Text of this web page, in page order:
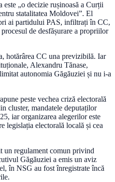
„o decizie rușinoasă a Curții
statalitatea Moldovei”. El
ai partidului PAS, infiltrați în CC,
de desfășurare a propriilor
hotărârea CC una previzibilă. Iar
Alexandru Tănase,
autonomia Găgăuziei și nu i-a
peste vechea criză electorală
cluster, mandatele deputaților
iar organizarea alegerilor este
legislația electorală locală și cea
un regulament comun privind
Găgăuziei a emis un aviz
în NSG au fost înregistrate încă